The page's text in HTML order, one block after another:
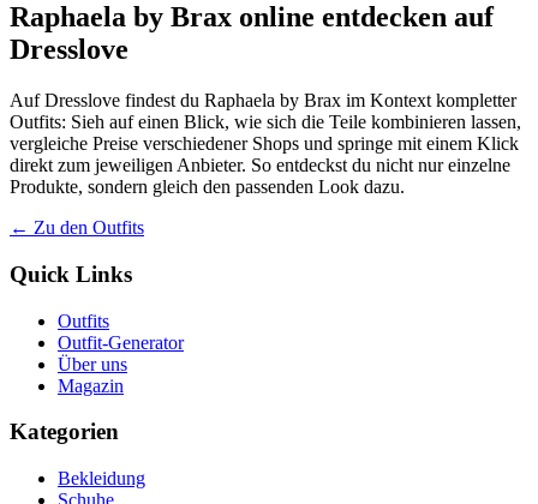
Raphaela by Brax online entdecken auf
Dresslove
Auf Dresslove findest du Raphaela by Brax im Kontext kompletter
Outfits: Sieh auf einen Blick, wie sich die Teile kombinieren lassen,
vergleiche Preise verschiedener Shops und springe mit einem Klick
direkt zum jeweiligen Anbieter. So entdeckst du nicht nur einzelne
Produkte, sondern gleich den passenden Look dazu.
← Zu den Outfits
Quick Links
Outfits
Outfit-Generator
Über uns
Magazin
Kategorien
Bekleidung
Schuhe